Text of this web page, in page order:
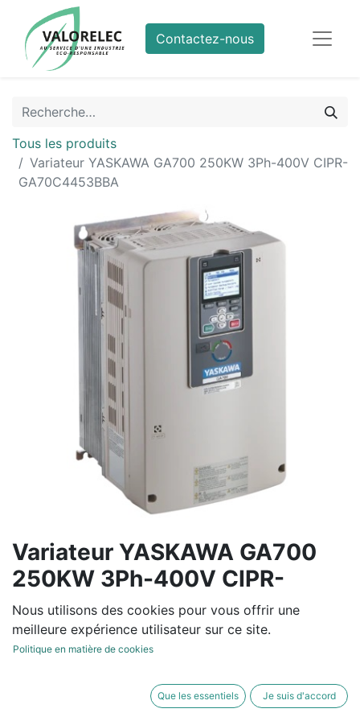
Contactez-nous
Tous les produits
Variateur YASKAWA GA700 250KW 3Ph-400V CIPR-
GA70C4453BBA
Variateur YASKAWA GA700
250KW 3Ph-400V CIPR-
GA70C4453BBA
-15/+10% 50/60Hz +/-5%
Nous utilisons des cookies pour vous offrir une
meilleure expérience utilisateur sur ce site.
Politique en matière de cookies
Que les essentiels Je suis d'accord